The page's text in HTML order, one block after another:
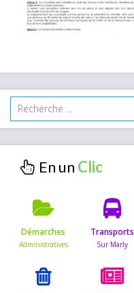
En un
Démarches Transports